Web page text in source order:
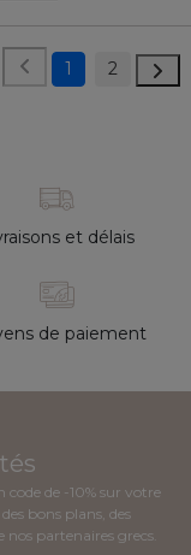
1 2
et délais
de paiement
de -10% sur votre
bons plans, des
partenaires grecs.